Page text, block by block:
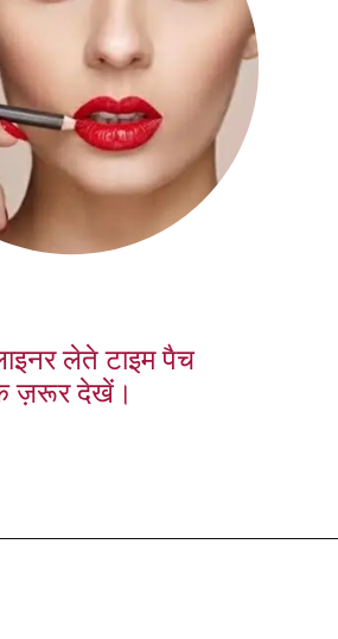
लेते टाइम पैच
ज़रूर देखें।